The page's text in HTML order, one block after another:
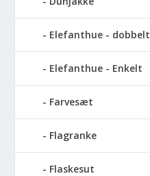
Elefanthue - dobbelt
Elefanthue - Enkelt
Farvesæt
Flagranke
Flaskesut